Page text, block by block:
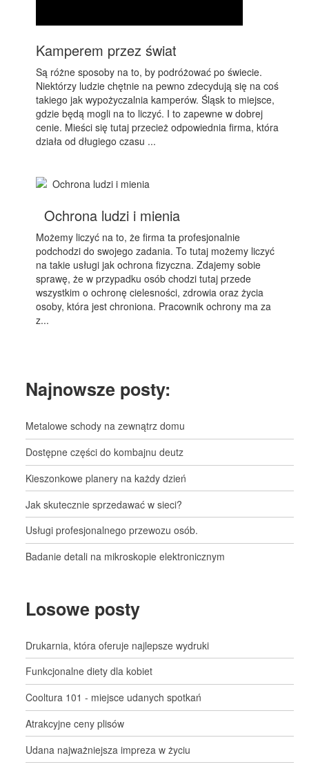
Kamperem przez świat
Są różne sposoby na to, by podróżować po świecie.
Niektórzy ludzie chętnie na pewno zdecydują się na coś
takiego jak wypożyczalnia kamperów. Śląsk to miejsce,
gdzie będą mogli na to liczyć. I to zapewne w dobrej
cenie. Mieści się tutaj przecież odpowiednia firma, która
działa od długiego czasu ...
Ochrona ludzi i mienia
Możemy liczyć na to, że firma ta profesjonalnie
podchodzi do swojego zadania. To tutaj możemy liczyć
na takie usługi jak ochrona fizyczna. Zdajemy sobie
sprawę, że w przypadku osób chodzi tutaj przede
wszystkim o ochronę cielesności, zdrowia oraz życia
osoby, która jest chroniona. Pracownik ochrony ma za
z...
Najnowsze posty:
Metalowe schody na zewnątrz domu
Dostępne części do kombajnu deutz
Kieszonkowe planery na każdy dzień
Jak skutecznie sprzedawać w sieci?
Usługi profesjonalnego przewozu osób.
Badanie detali na mikroskopie elektronicznym
Losowe posty
Drukarnia, która oferuje najlepsze wydruki
Funkcjonalne diety dla kobiet
Cooltura 101 - miejsce udanych spotkań
Atrakcyjne ceny plisów
Udana najważniejsza impreza w życiu